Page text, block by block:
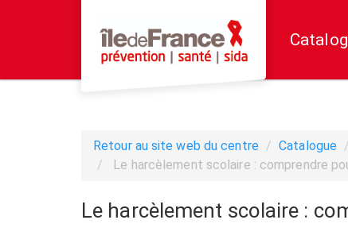
Retour au site web du centre Catalogue
Le harcèlement scolaire : comprendre
Le harcèlement scolaire :